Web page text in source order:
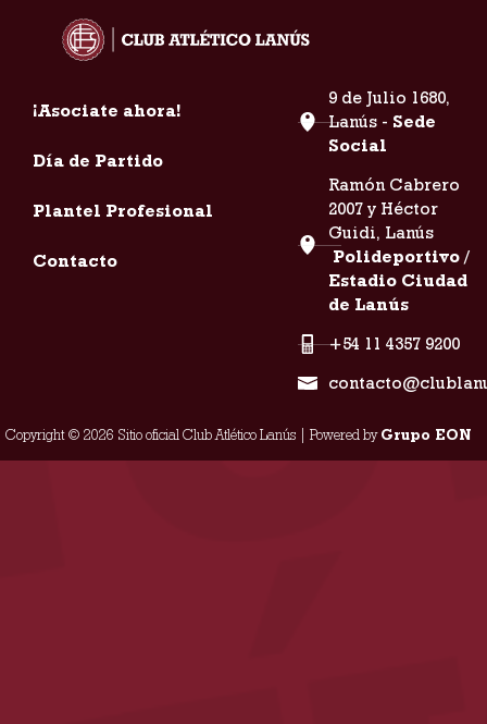
¡Asociate ahora!
Día de Partido
Plantel Profesional
Contacto
9 de Julio 1680,
Lanús - Sede
Social
Ramón Cabrero
2007 y Héctor
Guidi, Lanús
Polideportivo /
Estadio Ciudad
de Lanús
+54 11 4357 9200
Copyright © 2026 Sitio oficial Club Atlético Lanús | Powered byGrupo EON